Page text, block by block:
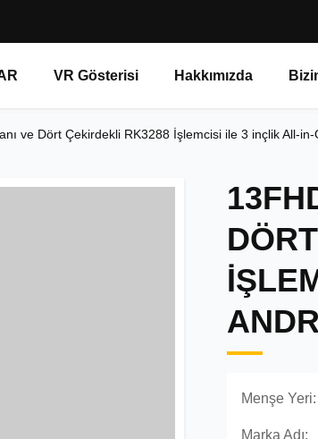
VR Gösterisi Hakkımızda
ve Dört Çekirdekli RK3288 İşlemcisi ile 3 inçlik All-
Menşe Yeri:
Marka Adı: